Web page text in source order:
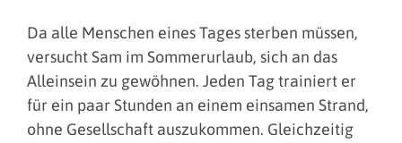
Da alle Menschen eines Tages sterben müssen,
versucht Sam im Sommerurlaub, sich an das
Alleinsein zu gewöhnen. Jeden Tag trainiert er
für ein paar Stunden an einem einsamen Strand,
ohne Gesellschaft auszukommen. Gleichzeitig